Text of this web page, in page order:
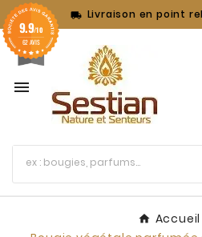
 Livraison en point

Accueil
9.9/10
62 AVIS